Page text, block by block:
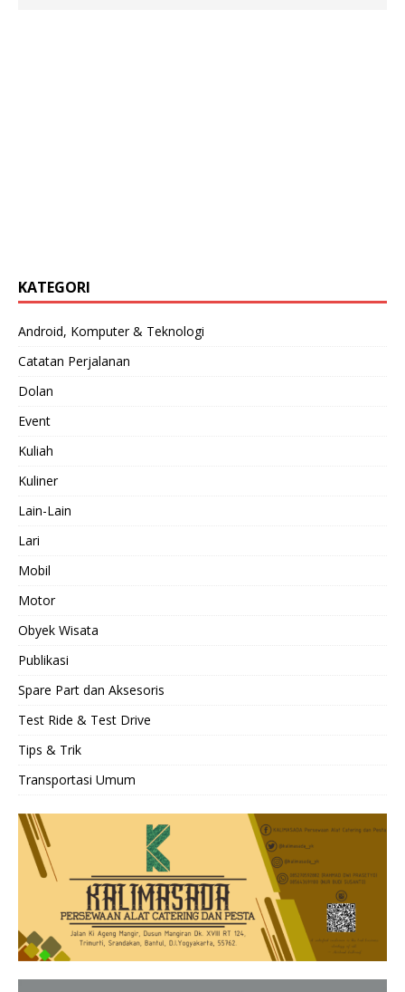
KATEGORI
Android, Komputer & Teknologi
Catatan Perjalanan
Dolan
Event
Kuliah
Kuliner
Lain-Lain
Lari
Mobil
Motor
Obyek Wisata
Publikasi
Spare Part dan Aksesoris
Test Ride & Test Drive
Tips & Trik
Transportasi Umum